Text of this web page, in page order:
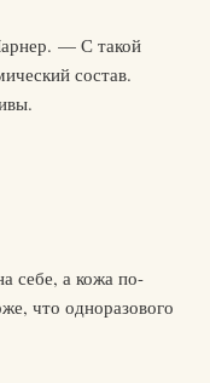
— С такой
состав.
себе, а кожа по-
что одноразового